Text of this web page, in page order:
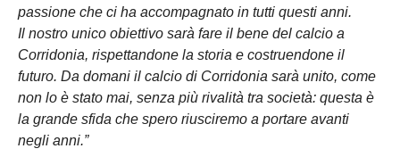
passione che ci ha accompagnato in tutti questi anni.
Il nostro unico obiettivo sarà fare il bene del calcio a
Corridonia, rispettandone la storia e costruendone il
futuro. Da domani il calcio di Corridonia sarà unito, come
non lo è stato mai, senza più rivalità tra società: questa è
la grande sfida che spero riusciremo a portare avanti
negli anni.”